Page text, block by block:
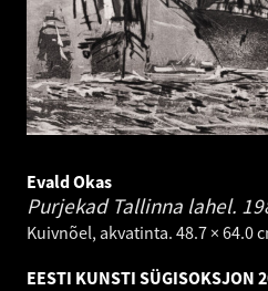
Evald Okas
Purjekad Tallinna lahel.
Kuivnõel, akvatinta. 48.7 × 64.0
EESTI KUNSTI SÜGISOKSJON